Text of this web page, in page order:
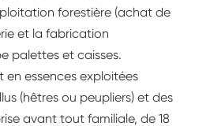
forestière (achat de
et la fabrication
palettes et caisses.
en essences exploitées
(hêtres ou peupliers) et des
avant tout familiale, de 18